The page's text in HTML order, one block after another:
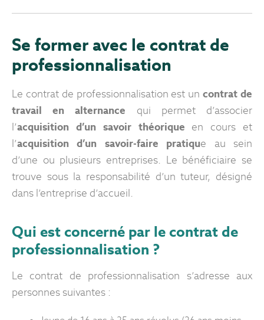
Se former avec le contrat de
professionnalisation
Le contrat de professionnalisation est uncontrat de
travail en alternance qui permet d’associer
l’acquisition d’un savoir théorique en cours et
l’acquisition d’un savoir-faire pratique au sein
d’une ou plusieurs entreprises. Le bénéficiaire se
trouve sous la responsabilité d’un tuteur, désigné
dans l’entreprise d’accueil.
Qui est concerné par le contrat de
professionnalisation ?
Le contrat de professionnalisation s’adresse aux
personnes suivantes :